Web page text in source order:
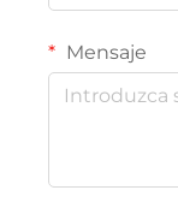
Mensaje